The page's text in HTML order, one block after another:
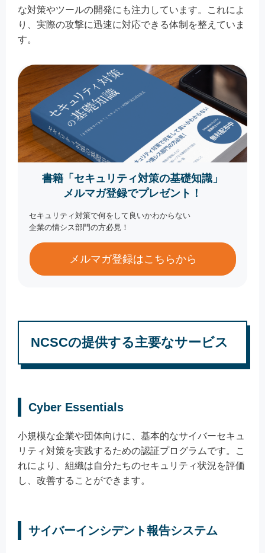
な対策やツールの開発にも注力しています。これによ
り、実際の攻撃に迅速に対応できる体制を整えていま
す。
書籍「セキュリティ対策の基礎知識」
メルマガ登録でプレゼント！
セキュリティ対策で何をして良いかわからない
企業の情シス部門の方必見！
メルマガ登録はこちらから
NCSCの提供する主要なサービス
Cyber Essentials
小規模な企業や団体向けに、基本的なサイバーセキュ
リティ対策を実践するための認証プログラムです。こ
れにより、組織は自分たちのセキュリティ状況を評価
し、改善することができます。
サイバーインシデント報告システム